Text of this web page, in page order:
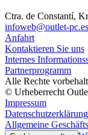
Ctra. de Constantí,
infoweb@outlet-pc.es
Anfahrt
Kontaktieren Sie uns
Internes
Partnerprogramm
Alle Rechte
© Urheberrecht
Impressum
Datenschutzerklärung
Allgemeine